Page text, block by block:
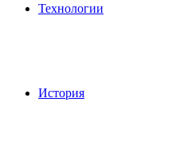
Технологии
История